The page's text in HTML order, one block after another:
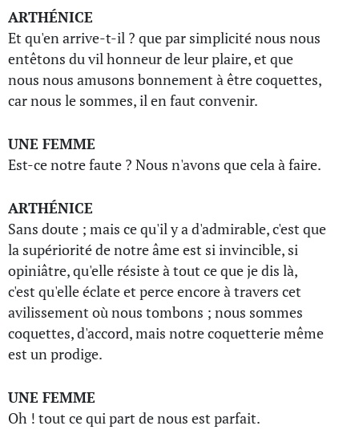
ARTHÉNICE
Et qu'en arrive-t-il ? que par simplicité nous nous
entêtons du vil honneur de leur plaire, et que
nous nous amusons bonnement à être coquettes,
car nous le sommes, il en faut convenir.
UNE FEMME
Est-ce notre faute ? Nous n'avons que cela à faire.
ARTHÉNICE
Sans doute ; mais ce qu'il y a d'admirable, c'est que
la supériorité de notre âme est si invincible, si
opiniâtre, qu'elle résiste à tout ce que je dis là,
c'est qu'elle éclate et perce encore à travers cet
avilissement où nous tombons ; nous sommes
coquettes, d'accord, mais notre coquetterie même
est un prodige.
UNE FEMME
Oh ! tout ce qui part de nous est parfait.